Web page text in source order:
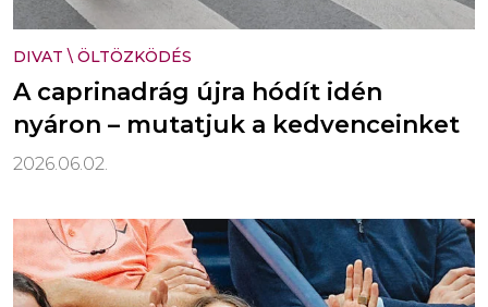
DIVAT \ ÖLTÖZKÖDÉS
A caprinadrág újra hódít idén
nyáron – mutatjuk a kedvenceinket
2026.06.02.